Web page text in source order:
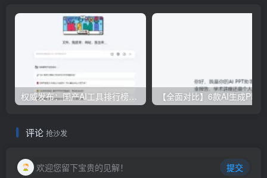
权威发布：国产AI工具排行榜TOP10，必备神器一览无余
评论 抢沙发
欢迎您留下宝贵的见解！ 提交